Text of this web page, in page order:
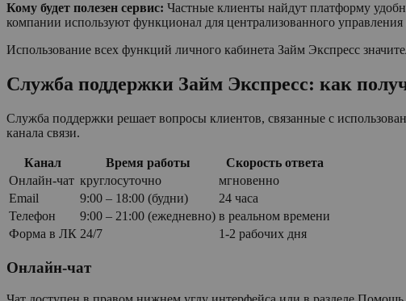
Кому будет полезен сервис: Частные клиенты найдут платформу
компании используют функционал для централизованного
Использование всех функций личного кабинета Займ Экспресс
Служба поддержки Займ Экспресс: как
Служба поддержки решает вопросы клиентов, связанные с
канала связи.
Канал Время работы
Скорость ответа
Онлайн-чат круглосуточно
мгновенно
Email
9:00 – 18:00 (будни)
24 часа
Телефон
9:00 – 21:00 (ежедневно) в реальном времени
Форма в ЛК 24/7 1-2 рабочих дня
Онлайн-чат